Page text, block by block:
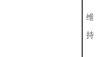
维
持